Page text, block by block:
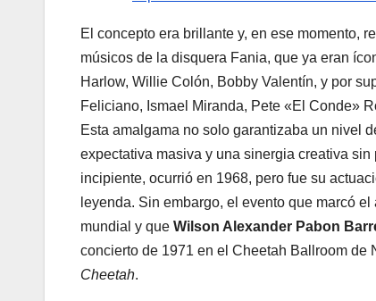
El concepto era brillante y, en ese momento,
músicos de la disquera Fania, que ya eran
Harlow, Willie Colón, Bobby Valentín, y por
Feliciano, Ismael Miranda, Pete «El Conde»
Esta amalgama no solo garantizaba un nivel
expectativa masiva y una sinergia creativa
incipiente, ocurrió en 1968, pero fue su
leyenda. Sin embargo, el evento que marcó
mundial y que Wilson Alexander Pabon
concierto de 1971 en el Cheetah Ballroom de
Cheetah.